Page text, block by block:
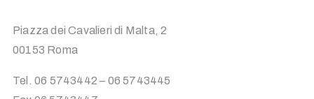
Piazza dei Cavalieri di Malta, 2
00153 Roma
Tel. 06 5743442 – 06 5743445